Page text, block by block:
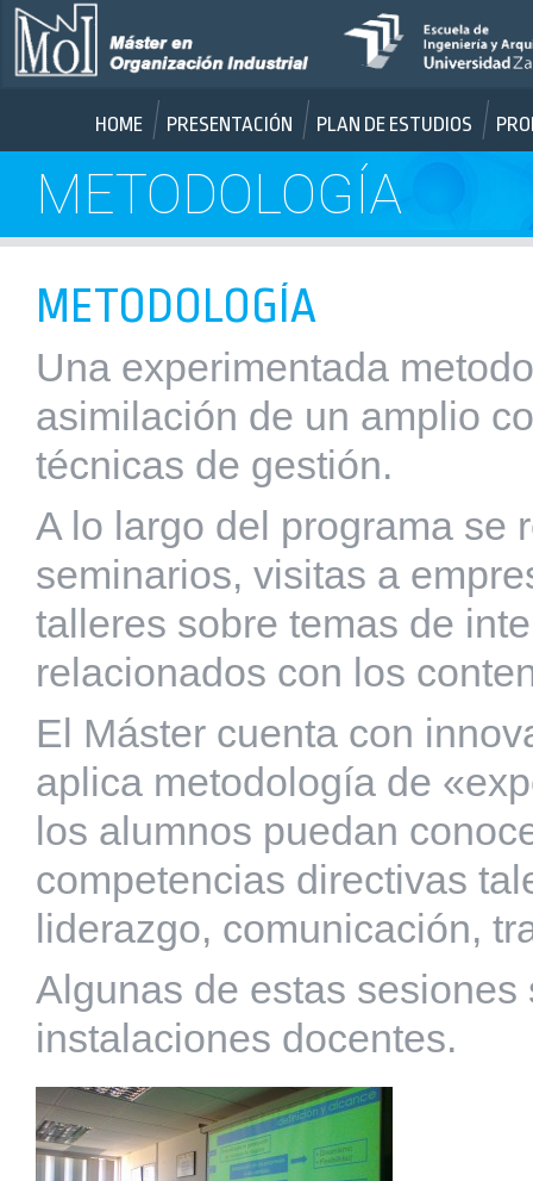
HOME PRESENTACIÓN PLAN DE ESTUDIOS
METODOLOGÍA
METODOLOGÍA
Una experimentada
asimilación de un amplio
técnicas de gestión.
A lo largo del programa se
seminarios, visitas a
talleres sobre temas de
relacionados con los
El Máster cuenta con
aplica metodología de
los alumnos puedan
competencias directivas
liderazgo, comunicación,
Algunas de estas
instalaciones docentes.